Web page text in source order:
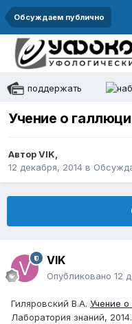
Обсуждаем публично
поддержать
Учение о
АвторVIK,
12 декабря, 2014 в
VIK
Опубликовано 12
Гиляровский В.А. Учение
Лаборатория знаний, 2014.